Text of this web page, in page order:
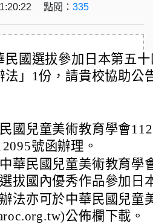
點閱： 335
民國選拔參加日本第五
法」1份，請貴校協助公
國兒童美術教育學會
號函辦理。
華民國兒童美術教育學
拔國內優秀作品參加日
法亦可於中華民國兒童
公佈欄下載。